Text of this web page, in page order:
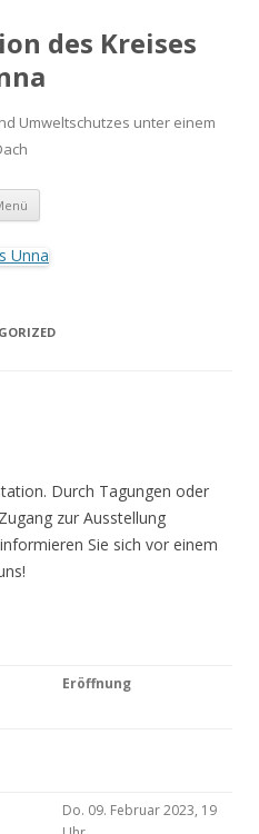
des Kreises
Umweltschutzes unter einem
Zum
springen
Durch Tagungen oder
zur Ausstellung
Sie sich vor einem
Eröffnung
Do. 09. Februar 2023, 19